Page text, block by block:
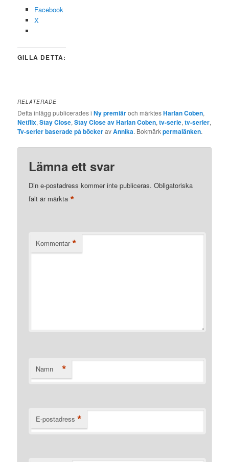
Facebook
X
GILLA DETTA:
RELATERADE
Detta inlägg publicerades iNy premiäroch märktesHarlan Coben,
Netflix,Stay Close,Stay Close av Harlan Coben,tv-serie,tv-serier,
Tv-serier baserade på böckeravAnnika. Bokmärkpermalänken.
Lämna ett svar
Din e-postadress kommer inte publiceras. Obligatoriska
fält är märkta*
Kommentar *
Namn *
E-postadress *